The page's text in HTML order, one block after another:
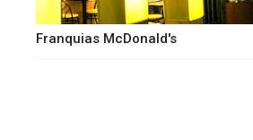
Franquias McDonald's